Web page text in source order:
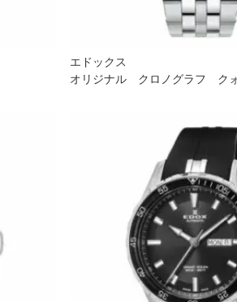
エドックス
オリジナル クロノグラフ ク